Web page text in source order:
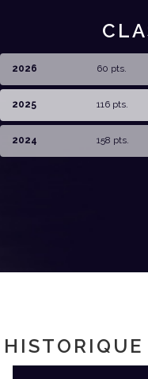
2026 60 pts.
2025 116 pts.
2024 158 pts.